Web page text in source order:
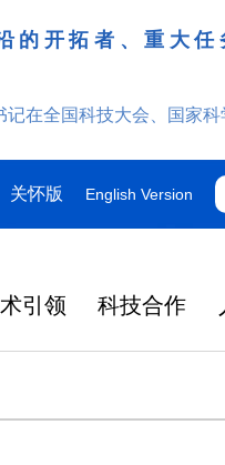
开拓者、重大
在全国科技大会、国家科
关怀版 English Version
引领 科技合作